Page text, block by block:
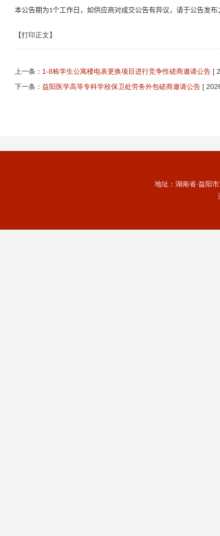
本公告期为1个工作日，如供应商对成交公告有异议，请于公告发布
【打印正文】
上一条： 1-8栋学生公寓楼电表更换项目进行竞争性磋商邀请公告 [
下一条： 益阳医学高等专科学校保卫处劳务外包磋商邀请公告 [
地址：湖南省·益阳